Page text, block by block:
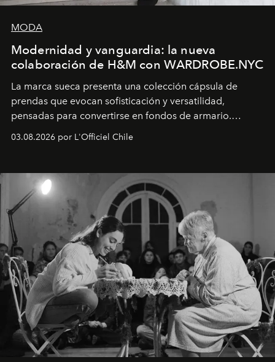
MODA
Modernidad y vanguardia: la nueva
colaboración de H&M con WARDROBE.NYC
La marca sueca presenta una colección cápsula de
prendas que evocan sofisticación y versatilidad,
pensadas para convertirse en fondos de armario.
Disponible en Chile desde el 6 de agosto.
03.08.2026 por L'Officiel Chile